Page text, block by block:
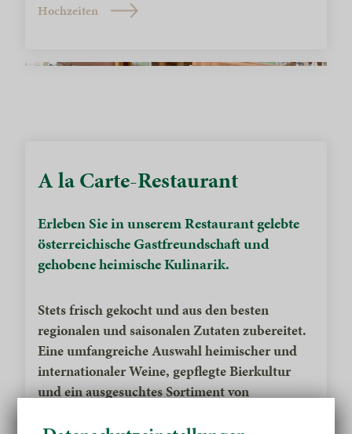
Hochzeiten
A la Carte-Restaurant
Erleben Sie in unserem Restaurant gelebte
österreichische Gastfreundschaft und
gehobene heimische Kulinarik.
Stets frisch gekocht und aus den besten
regionalen und saisonalen Zutaten zubereitet.
Eine umfangreiche Auswahl heimischer und
internationaler Weine, gepflegte Bierkultur
und ein ausgesuchtes Sortiment von